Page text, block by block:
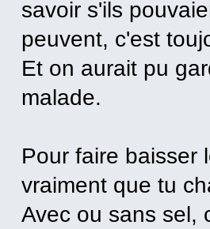
savoir s'ils
peuvent, c'est
Et on aurait pu
malade.
Pour faire baisser
vraiment que tu
Avec ou sans sel,